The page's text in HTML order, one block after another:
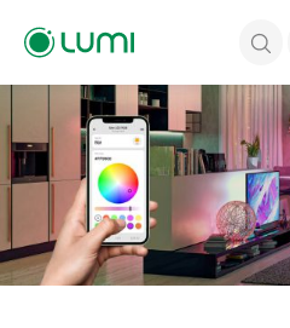
qua
dung